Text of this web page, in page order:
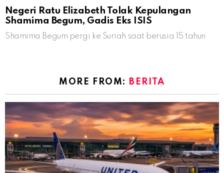
Negeri Ratu Elizabeth Tolak Kepulangan
Shamima Begum, Gadis Eks ISIS
Shamima Begum pergi ke Suriah saat berusia 15 tahun
MORE FROM: BERITA